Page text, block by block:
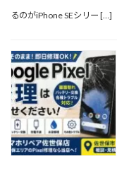
るのがiPhone SEシリー […]